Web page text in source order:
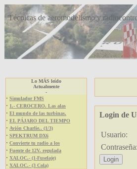
Técnicas de aeromodelismo y
Lo MÁS leído
Actualmente
-
· Simulador FMS
· 1.- CEROCERO. Las alas
· El mundo de las turbinas.
· EL PÁJARO DEL TIEMPO
· Avión Charlie.. (1/3)
· SPEKTRUM DX6
· Convierte tu radio a los
· Fuente de 12V. regulada
· XALOC.- (1-Fuselaje)
· XALOC.- (3 Cola)
Login de
Usuario:
Contraseña: